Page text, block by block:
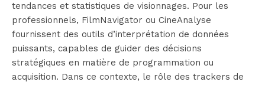
tendances et statistiques de visionnages. Pour les
professionnels, FilmNavigator ou CineAnalyse
fournissent des outils d’interprétation de données
puissants, capables de guider des décisions
stratégiques en matière de programmation ou
acquisition. Dans ce contexte, le rôle des trackers de